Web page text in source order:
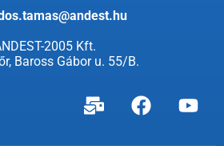
2005 Kft.
Baross Gábor u. 55/B.